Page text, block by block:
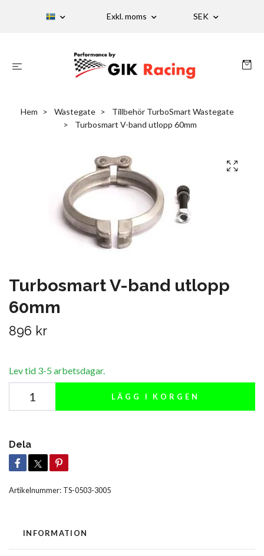
Exkl. moms SEK
Hem Wastegate
Tillbehör TurboSmart Wastegate
Turbosmart V-band utlopp 60mm
Turbosmart V-band utlopp
60mm
896 kr
Lev tid 3-5 arbetsdagar.
LÄGG I KORGEN
Dela
Artikelnummer: TS-0503-3005
INFORMATION